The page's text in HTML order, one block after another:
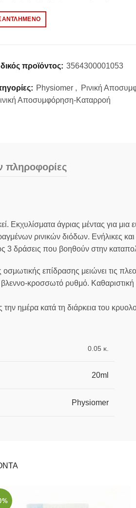
προϊόντος: 3564300001053
Physiomer , Ρινική
Αποσυμφόρηση-Καταρροή
πληροφορίες
Εκχυλίσματα άγριας μέντας για μια
ρινικών διόδων. Ενήλικες
δράσεις που βοηθούν στην
επίδρασης μειώνει τις
κροσσωτό ρυθμό. Καθαριστική
ημέρα κατά τη διάρκεια του
0.05 κ.
20ml
Physiomer